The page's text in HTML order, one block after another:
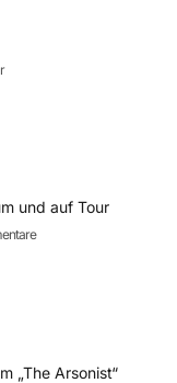
und auf Tour
„The Arsonist“